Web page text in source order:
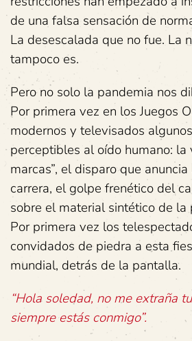
de una falsa sensación de
La desescalada que no fue. La
tampoco es.
Pero no solo la pandemia nos
Por primera vez en los Juegos
modernos y televisados
perceptibles al oído humano: la
marcas”, el disparo que
carrera, el golpe frenético del
sobre el material sintético de
Por primera vez los
convidados de piedra a esta
mundial, detrás de la pantalla.
“Hola soledad, no me extraña
siempre estás conmigo”.